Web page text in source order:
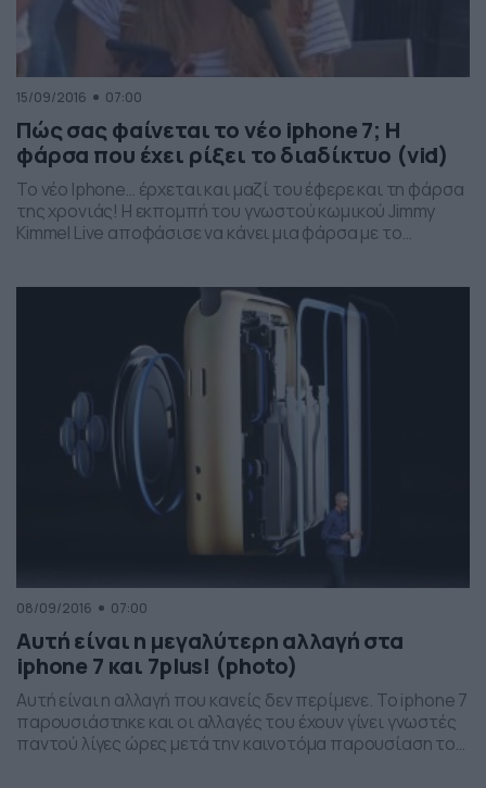
15/09/2016 07:00
Πώς σας φαίνεται το νέο iphone 7; Η
φάρσα που έχει ρίξει το διαδίκτυο (vid)
Το νέο Iphone… έρχεται και μαζί του έφερε και τη φάρσα
της χρονιάς! Η εκπομπή του γνωστού κωμικού Jimmy
Kimmel Live αποφάσισε να κάνει μια φάρσα με το
τους ότι θα μεταφέρουν όλο το υλικό […]
08/09/2016 07:00
Αυτή είναι η μεγαλύτερη αλλαγή στα
iphone 7 και 7plus! (photo)
Αυτή είναι η αλλαγή που κανείς δεν περίμενε. Το iphone 7
παρουσιάστηκε και οι αλλαγές του έχουν γίνει γνωστές
παντού λίγες ώρες μετά την καινοτόμα παρουσίαση του